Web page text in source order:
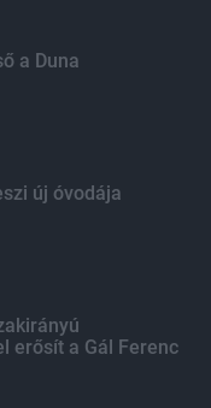
a Duna
új óvodája
erősít a Gál Ferenc